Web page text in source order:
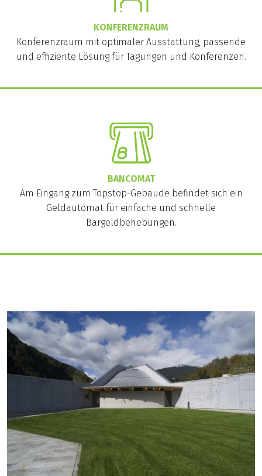
KONFERENZRAUM
Konferenzraum mit optimaler Ausstattung, passende
und effiziente Lösung für Tagungen und Konferenzen.
BANCOMAT
Am Eingang zum Topstop-Gebäude befindet sich ein
Geldautomat für einfache und schnelle
Bargeldbehebungen.